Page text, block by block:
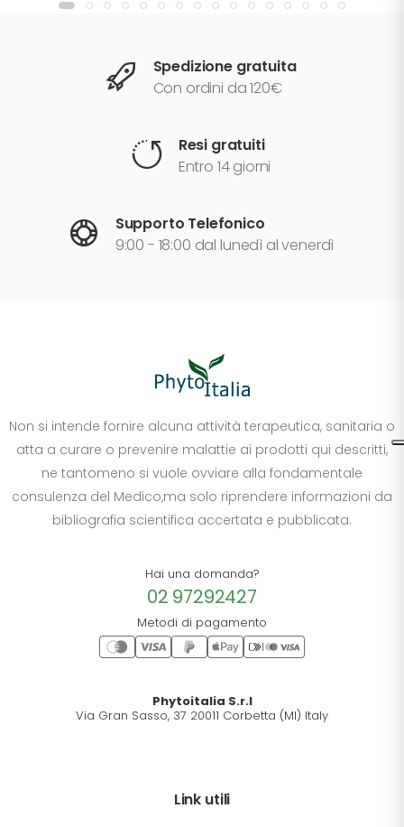
Spedizione gratuita
Con ordini da 120€
Resi gratuiti
Entro 14 giorni
Supporto Telefonico
9:00 - 18:00 dal lunedì al venerdì
Non si intende fornire alcuna attività terapeutica, sanitaria o
atta a curare o prevenire malattie ai prodotti qui descritti,
ne tantomeno si vuole ovviare alla fondamentale
consulenza del Medico,ma solo riprendere informazioni da
bibliografia scientifica accertata e pubblicata.
Hai una domanda?
02 97292427
Metodi di pagamento
Phytoitalia S.r.l
Via Gran Sasso, 37 20011 Corbetta (MI) Italy
Link utili